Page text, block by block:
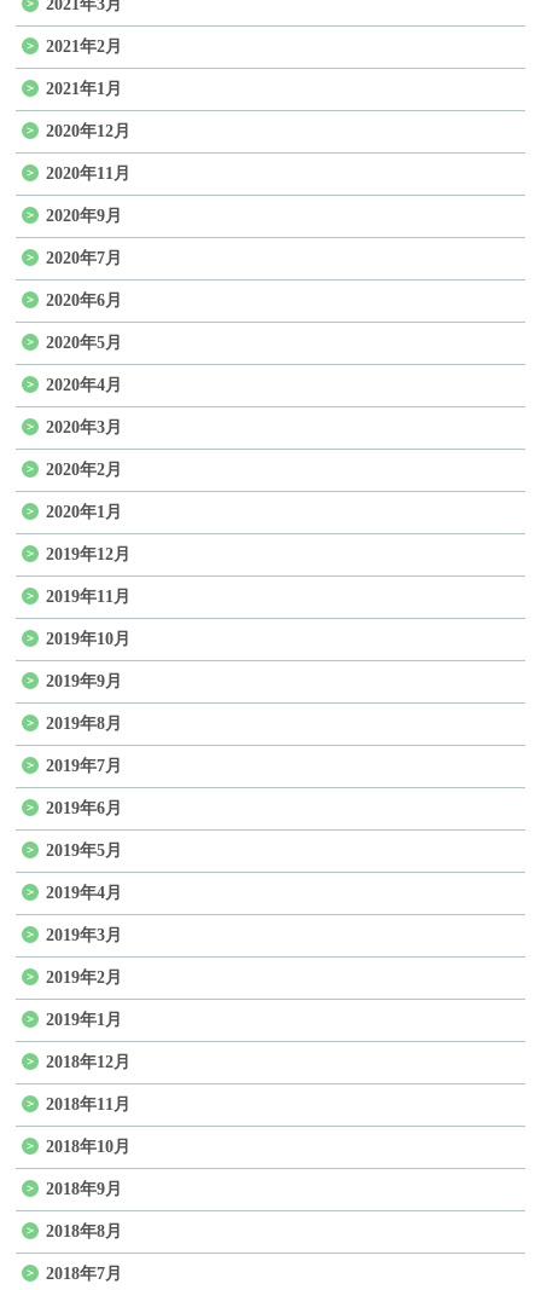
2021年3月
2021年2月
2021年1月
2020年12月
2020年11月
2020年9月
2020年7月
2020年6月
2020年5月
2020年4月
2020年3月
2020年2月
2020年1月
2019年12月
2019年11月
2019年10月
2019年9月
2019年8月
2019年7月
2019年6月
2019年5月
2019年4月
2019年3月
2019年2月
2019年1月
2018年12月
2018年11月
2018年10月
2018年9月
2018年8月
2018年7月